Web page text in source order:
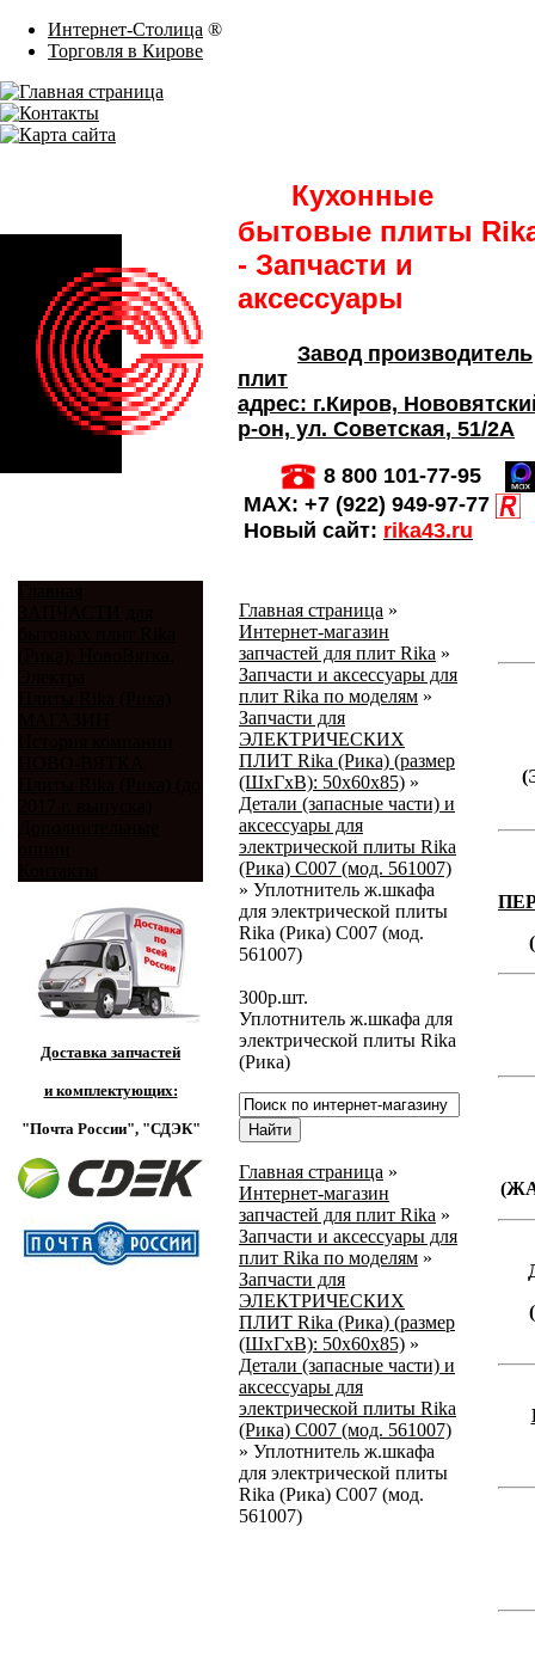
Интернет-Столица ®
Торговля в Кирове
Кухонные
бытовые плиты
- Запчасти и
аксессуары
Завод производитель
плит
адрес: г.Киров,
р-он, ул. Советская, 51/2А
8 800 101-77-95
MAX: +7 (922) 949-97-77
Новый сайт: rika43.ru
Доставка запчастей
и комплектующих:
"Почта России", "СДЭК"
Главная страница »
Интернет-магазин
запчастей для плит Rika »
Запчасти и аксессуары для
плит Rika по моделям »
Запчасти для
ЭЛЕКТРИЧЕСКИХ
ПЛИТ Rika (Рика) (размер
(ШхГхВ): 50х60х85) »
Детали (запасные части) и
аксессуары для
электрической плиты Rika
(Рика) C007 (мод. 561007)
» Уплотнитель ж.шкафа
для электрической плиты
Rika (Рика) C007 (мод.
561007)
300р.шт.
Уплотнитель ж.шкафа для
электрической плиты Rika
(Рика)
Главная страница »
Интернет-магазин
запчастей для плит Rika »
Запчасти и аксессуары для
плит Rika по моделям »
Запчасти для
ЭЛЕКТРИЧЕСКИХ
ПЛИТ Rika (Рика) (размер
(ШхГхВ): 50х60х85) »
Детали (запасные части) и
аксессуары для
электрической плиты Rika
(Рика) C007 (мод. 561007)
» Уплотнитель ж.шкафа
для электрической плиты
Rika (Рика) C007 (мод.
561007)